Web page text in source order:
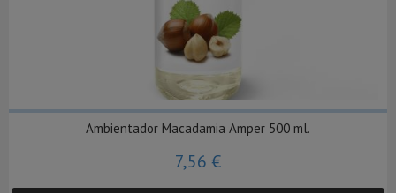
Ambientador Macadamia Amper 500 ml.
7,56 €